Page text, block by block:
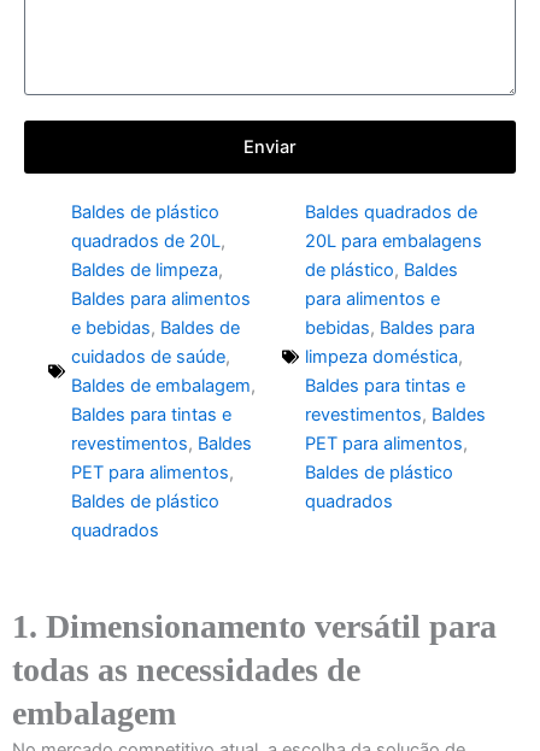
Enviar
Baldes de plástico
quadrados de 20L,
Baldes de limpeza,
Baldes para alimentos
e bebidas, Baldes de
cuidados de saúde,
Baldes de embalagem,
Baldes para tintas e
revestimentos, Baldes
PET para alimentos,
Baldes de plástico
quadrados
Baldes quadrados de
20L para embalagens
de plástico, Baldes
para alimentos e
bebidas, Baldes para
limpeza doméstica,
Baldes para tintas e
revestimentos, Baldes
PET para alimentos,
Baldes de plástico
quadrados
1. Dimensionamento versátil para
todas as necessidades de
embalagem